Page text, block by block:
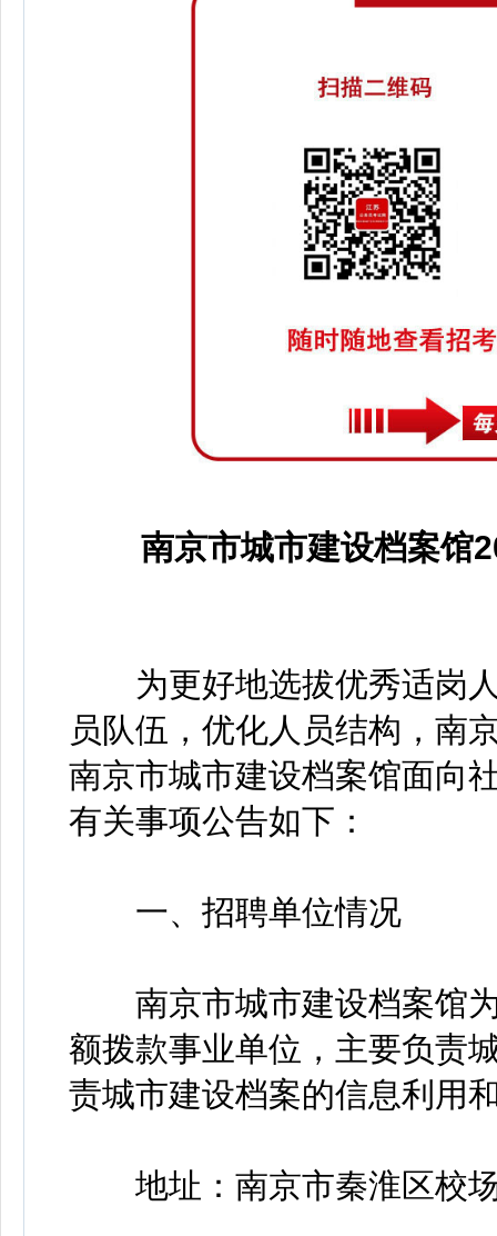
南京市城市建设档案馆
为更好地选拔优秀适岗人
员队伍，优化人员结构，南
南京市城市建设档案馆面向
有关事项公告如下：
一、招聘单位情况
南京市城市建设档案馆为
额拨款事业单位，主要负责
责城市建设档案的信息利用
地址：南京市秦淮区校